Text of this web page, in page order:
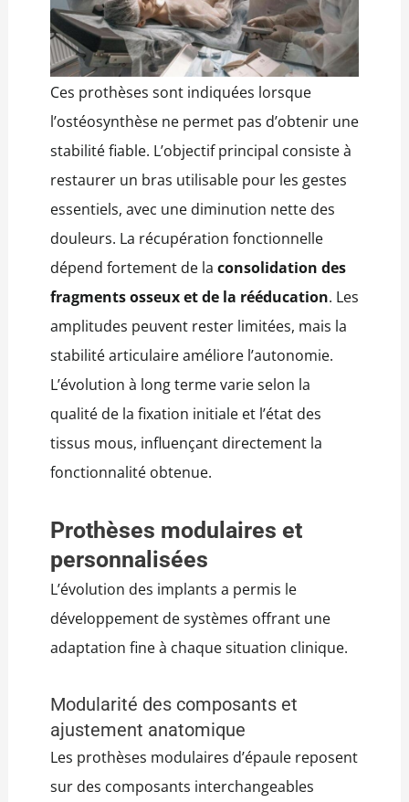
Ces prothèses sont indiquées lorsque
l’ostéosynthèse ne permet pas d’obtenir une
stabilité fiable. L’objectif principal consiste à
restaurer un bras utilisable pour les gestes
essentiels, avec une diminution nette des
douleurs. La récupération fonctionnelle
dépend fortement de la consolidation des
fragments osseux et de la rééducation. Les
amplitudes peuvent rester limitées, mais la
stabilité articulaire améliore l’autonomie.
L’évolution à long terme varie selon la
qualité de la fixation initiale et l’état des
tissus mous, influençant directement la
fonctionnalité obtenue.
Prothèses modulaires et
personnalisées
L’évolution des implants a permis le
développement de systèmes offrant une
adaptation fine à chaque situation clinique.
Modularité des composants et
ajustement anatomique
Les prothèses modulaires d’épaule reposent
sur des composants interchangeables